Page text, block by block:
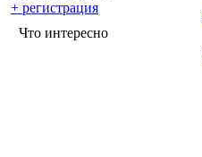
+ регистрация
Что интересно